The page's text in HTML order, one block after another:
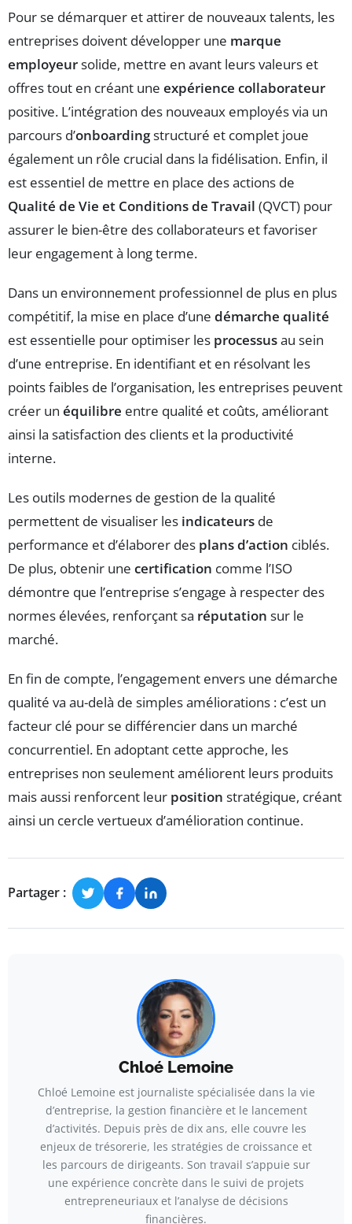
Pour se démarquer et attirer de nouveaux talents, les
entreprises doivent développer une marque
employeursolide, mettre en avant leurs valeurs et
offres tout en créant une expérience collaborateur
positive. L’intégration des nouveaux employés via un
parcours d’onboardingstructuré et complet joue
également un rôle crucial dans la fidélisation. Enfin, il
est essentiel de mettre en place des actions de
Qualité de Vie et Conditions de Travail (QVCT) pour
assurer le bien-être des collaborateurs et favoriser
leur engagement à long terme.
Dans un environnement professionnel de plus en plus
compétitif, la mise en place d’une démarche qualité
est essentielle pour optimiser les processusau sein
d’une entreprise. En identifiant et en résolvant les
points faibles de l’organisation, les entreprises peuvent
créer un équilibre entre qualité et coûts, améliorant
ainsi la satisfaction des clients et la productivité
interne.
Les outils modernes de gestion de la qualité
permettent de visualiser les indicateurs de
performance et d’élaborer des plans d’action ciblés.
De plus, obtenir une certification comme l’ISO
démontre que l’entreprise s’engage à respecter des
normes élevées, renforçant sa réputation sur le
marché.
En fin de compte, l’engagement envers une démarche
qualité va au-delà de simples améliorations : c’est un
facteur clé pour se différencier dans un marché
concurrentiel. En adoptant cette approche, les
entreprises non seulement améliorent leurs produits
mais aussi renforcent leur position stratégique, créant
ainsi un cercle vertueux d’amélioration continue.
Partager :
Chloé Lemoine
Chloé Lemoine est journaliste spécialisée dans la vie
d’entreprise, la gestion financière et le lancement
d’activités. Depuis près de dix ans, elle couvre les
enjeux de trésorerie, les stratégies de croissance et
les parcours de dirigeants. Son travail s’appuie sur
une expérience concrète dans le suivi de projets
entrepreneuriaux et l’analyse de décisions
financières.